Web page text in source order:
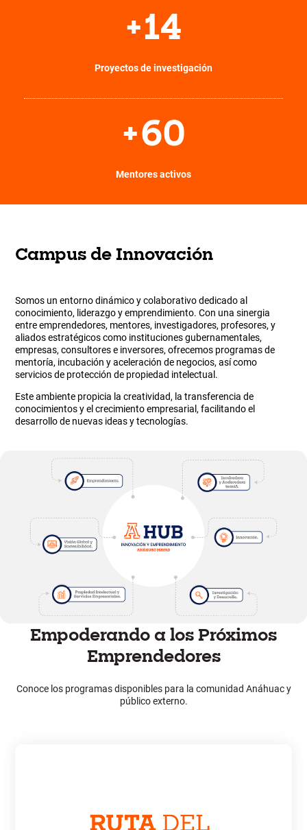
+14
Proyectos de investigación
+60
Mentores activos
Campus de Innovación
Somos un entorno dinámico y colaborativo dedicado al
conocimiento, liderazgo y emprendimiento. Con una sinergia
entre emprendedores, mentores, investigadores, profesores, y
aliados estratégicos como instituciones gubernamentales,
empresas, consultores e inversores, ofrecemos programas de
mentoría, incubación y aceleración de negocios, así como
servicios de protección de propiedad intelectual.
Este ambiente propicia la creatividad, la transferencia de
conocimientos y el crecimiento empresarial, facilitando el
desarrollo de nuevas ideas y tecnologías.
Empoderando a los Próximos
Emprendedores
Conoce los programas disponibles para la comunidad Anáhuac y
público externo.